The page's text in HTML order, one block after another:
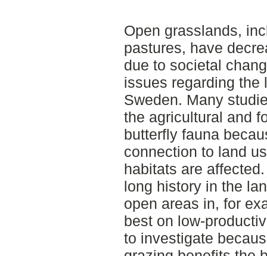
Open grasslands,
pastures, have
due to societal
issues regarding the
Sweden. Many
the agricultural and
butterfly fauna
connection to land
habitats are
long history in the
open areas in, for
best on low-
to investigate